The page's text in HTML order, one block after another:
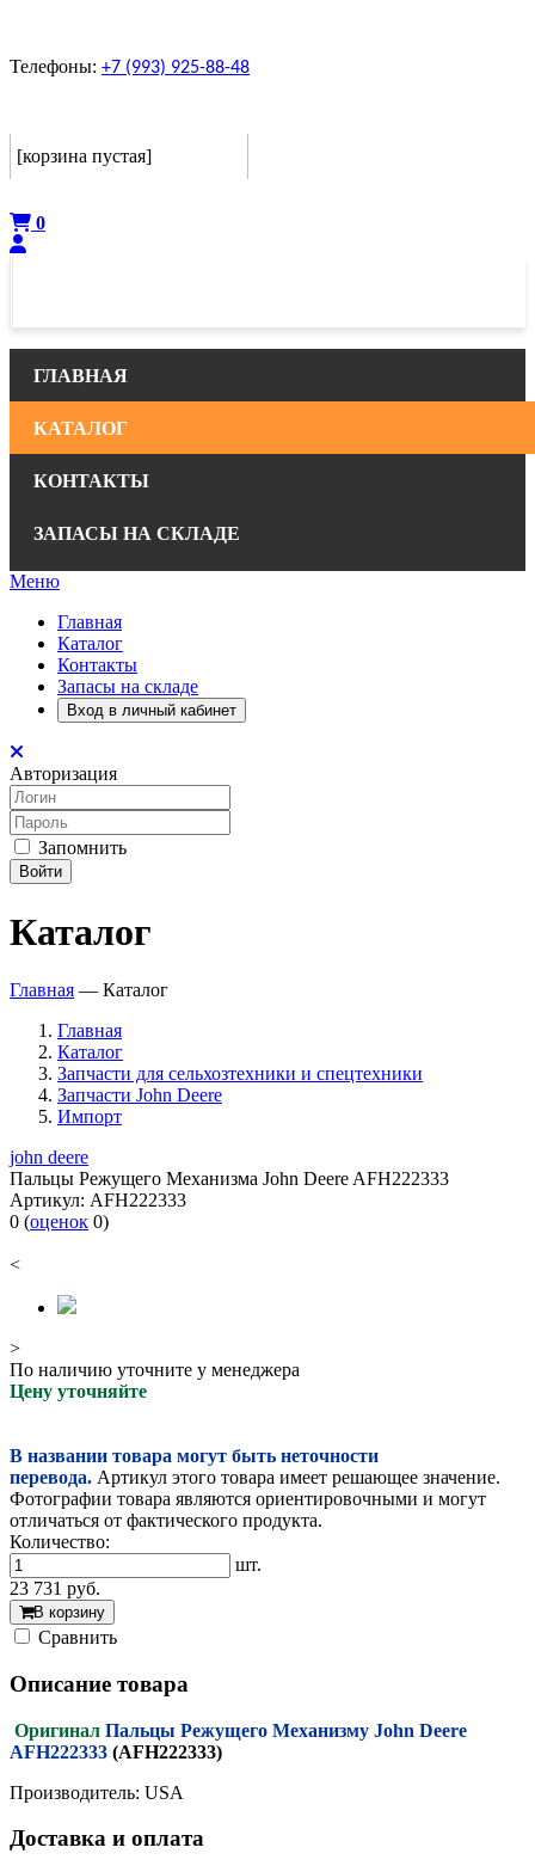
Телефоны: +7 (993) 925-88-48
[корзина пустая]
0
ГЛАВНАЯ
КАТАЛОГ
КОНТАКТЫ
ЗАПАСЫ НА СКЛАДЕ
Меню
Главная
Каталог
Контакты
Запасы на складе
Вход в личный кабинет
Авторизация
Запомнить
Войти
Каталог
Главная — Каталог
Главная
Каталог
Запчасти для сельхозтехники и спецтехники
Запчасти John Deere
Импорт
john deere
Пальцы Режущего Механизма John Deere AFH222333
Артикул: AFH222333
0 (оценок 0)
<
>
По наличию уточните у менеджера
Цену уточняйте
В названии товара могут быть неточности
перевода. Артикул этого товара имеет решающее значение.
Фотографии товара являются ориентировочными и могут
отличаться от фактического продукта.
Количество:
шт.
23 731 руб.
В корзину
Cравнить
Описание товара
Оригинал Пальцы Режущего Механизму John Deere
AFH222333 (AFH222333)
Производитель: USA
Доставка и оплата